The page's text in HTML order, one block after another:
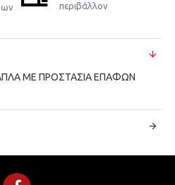
περιβάλλον
ΜΕ ΠΡΟΣΤΑΣΙΑ ΕΠΑΦΩΝ